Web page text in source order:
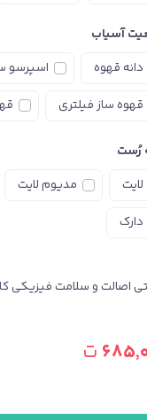
آسیاب
دانه قهوه
اسپرسو
قهوه ساز فیلتری
رُست
لایت
مدیوم لایت
دارک
اصالت و سلامت فیزیکی
ت